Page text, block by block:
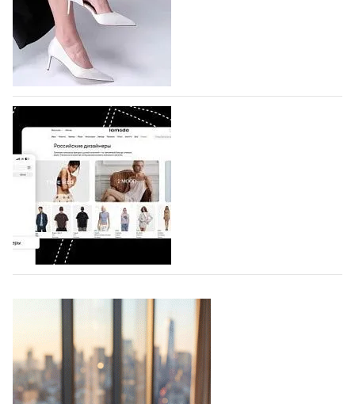
которая пройдет в российской столице с 26 сентября
по 1 октября, уже подано 1047 заявок. Примерно
половину из них (494) прислали дизайнеры,
коллекции которых не были представлены в…
07.08.2026 892
BALLINA представит свои новинки на Euro
Shoes
Компания BALLINA Guangzhou Lihuang Footwear
Co., Ltd., основанная в 2011 году и расположенная в
Гуанчжоу, столице моды Китая, является
профессиональной обувной компанией,
объединяющей разработку, производство и…
07.08.2026 763
условия продвижения локальных
дизайнерских марок
Российский маркетплейс Lamoda решил обновить
раздел для продажи продукции локальных